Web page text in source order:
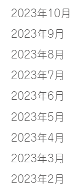
2023年10月
2023年9月
2023年8月
2023年7月
2023年6月
2023年5月
2023年4月
2023年3月
2023年2月